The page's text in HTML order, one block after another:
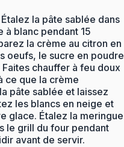
la pâte sablée dans
à blanc pendant 15
la crème au citron en
oeufs, le sucre en poudre
chauffer à feu doux
ce que la crème
pâte sablée et laissez
les blancs en neige et
glace. Étalez la meringue
le grill du four pendant
avant de servir.